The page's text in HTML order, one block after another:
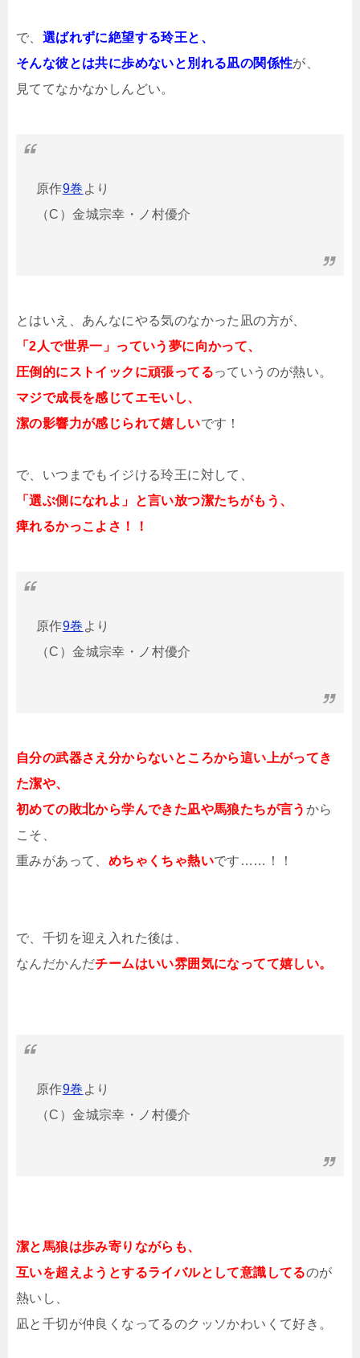
で、 選ばれずに絶望する玲王と、
そんな彼とは共に歩めないと別れる凪の関係性が、
見ててなかなかしんどい。
原作9巻 より
（C）金城宗幸・ノ村優介
とはいえ、あんなにやる気のなかった凪の方が、
「2人で世界一」っていう夢に向かって、
圧倒的にストイックに頑張ってるっていうのが熱い。
マジで成長を感じてエモいし、
潔の影響力が感じられて嬉しいです！
で、いつまでもイジける玲王に対して、
「選ぶ側になれよ」と言い放つ潔たちがもう、
痺れるかっこよさ！！
原作9巻 より
（C）金城宗幸・ノ村優介
自分の武器さえ分からないところから這い上がってき
た潔や、
初めての敗北から学んできた凪や馬狼たちが言う から
こそ、
重みがあって、 めちゃくちゃ熱いです……！！
で、千切を迎え入れた後は、
なんだかんだチームはいい雰囲気になってて嬉しい。
原作9巻 より
（C）金城宗幸・ノ村優介
潔と馬狼は歩み寄りながらも、
互いを超えようとするライバルとして意識してるのが
熱いし、
凪と千切が仲良くなってるのクッソかわいくて好き。